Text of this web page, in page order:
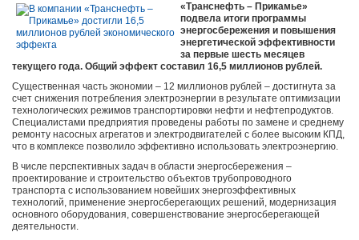
«Транснефть – Прикамье»
подвела итоги программы
энергосбережения и повышения
энергетической эффективности
за первые шесть месяцев
текущего года. Общий эффект составил 16,5 миллионов рублей.
Существенная часть экономии – 12 миллионов рублей – достигнута за
счет снижения потребления электроэнергии в результате оптимизации
технологических режимов транспортировки нефти и нефтепродуктов.
Специалистами предприятия проведены работы по замене и среднему
ремонту насосных агрегатов и электродвигателей с более высоким КПД,
что в комплексе позволило эффективно использовать электроэнергию.
В числе перспективных задач в области энергосбережения –
проектирование и строительство объектов трубопроводного
транспорта с использованием новейших энергоэффективных
технологий, применение энергосберегающих решений, модернизация
основного оборудования, совершенствование энергосберегающей
деятельности.